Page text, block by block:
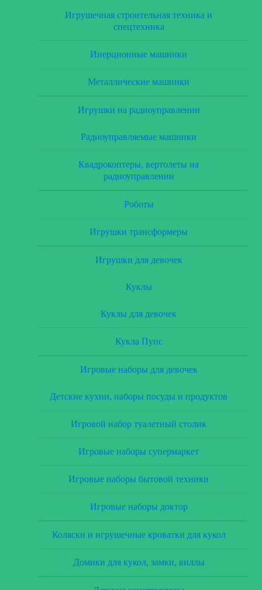
Игрушечная строительная техника и
спецтехника
Инерционные машинки
Металлические машинки
Игрушки на радиоуправлении
Радиоуправляемые машинки
Квадрокоптеры, вертолеты на
радиоуправлении
Роботы
Игрушки трансформеры
Игрушки для девочек
Куклы
Куклы для девочек
Кукла Пупс
Игровые наборы для девочек
Детские кухни, наборы посуды и продуктов
Игровой набор туалетный столик
Игровые наборы супермаркет
Игровые наборы бытовой техники
Игровые наборы доктор
Коляски и игрушечные кроватки для кукол
Домики для кукол, замки, виллы